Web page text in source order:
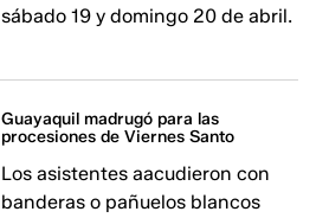
sábado 19 y domingo 20 de abril.
Guayaquil madrugó para las
procesiones de Viernes Santo
Los asistentes aacudieron con
banderas o pañuelos blancos